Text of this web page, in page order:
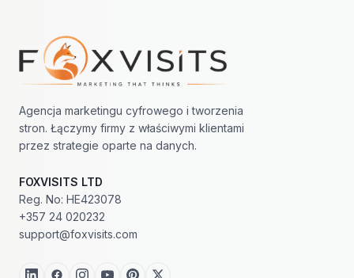
Nawigacja w stopce
Agencja marketingu cyfrowego i tworzenia
stron. Łączymy firmy z właściwymi klientami
przez strategie oparte na danych.
FOXVISITS LTD
Reg. No: HE423078
+357 24 020232
support@foxvisits.com